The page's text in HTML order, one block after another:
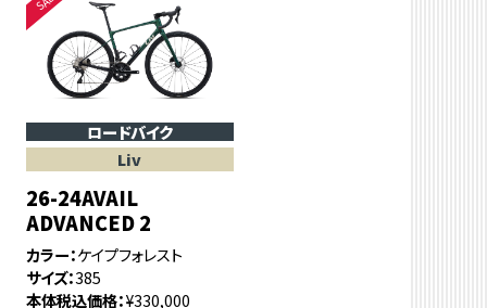
ロードバイク
Liv
26-24AVAIL
ADVANCED 2
カラー ケイプフォレスト
サイズ 385
本体税込価格 ¥330,000